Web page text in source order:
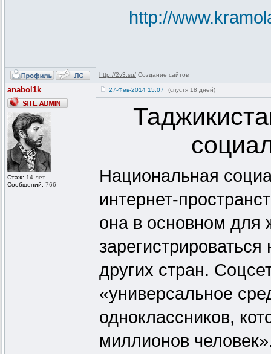
http://
http://2v3.su/ Создание сайтов
anabol1k
Стаж: 14 лет
Сообщений: 766
27-Фев-2014 15:07 (спустя 18 дней)
Национальная
интернет-
она в основном для
других стран.
«универсальное
одноклассников,
миллионов